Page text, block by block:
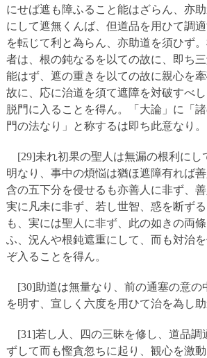
にせば遮も障ふること能はざらん、亦
にして遮無くんば、但道品を用ひて調
を転じて利と為らん、亦助道を須ひず
者は、根の鈍なるを以ての故に、即ち
能はず、遮の重きを以ての故に親心を
故に、応に治道を須て遮障を対破すべ
脱門に入ることを得ん。「大論」に「
門の法なり」と称するは即ち此意なり。
[29]未れ初果の聖人は無漏の根利にし
明なり、事中の煩悩は猶ほ遮障有れば
含の五下分を侵せるも亦善人に非ず、善
実に凡未に非ず、若し世智、惑を断ず
も、実には聖人に非ず、此の如きの両
ふ、況んや根鈍遮重にして、而も対治
ぞ入ることを得ん。
[30]助道は無量なり、前の通塞の意の
を明す、宣しく六度を用ひて治を為し助
[31]若し人、四の三昧を修し、道品調
ずして而も慳貪忽ちに起り、観心を激